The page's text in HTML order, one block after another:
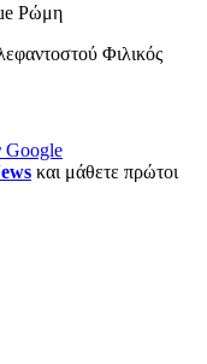
Ρώμη
Φιλικός
Google
και μάθετε πρώτοι